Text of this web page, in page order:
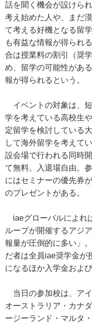
話を聞く機会が設けら
考え始めた人や、まだ
て考える好機となる留
も有益な情報が得られ
合は授業料の割引（奨
め、留学の可能性があ
報が得られるという。
イベントの対象は、
学を考えている高校生
定留学を検討している
して海外留学を考えて
設会場で行われる同時
て無料。入退場自由。
にはセミナーの優先券
のプレゼントがある。
iaeグローバルによれ
ループが開催するアジ
報量が圧倒的に多い」
だ者は全員iae奨学金が
になるほか入学金およ
当日の参加校は、ア
オーストラリア・カナ
ージーランド・マルタ